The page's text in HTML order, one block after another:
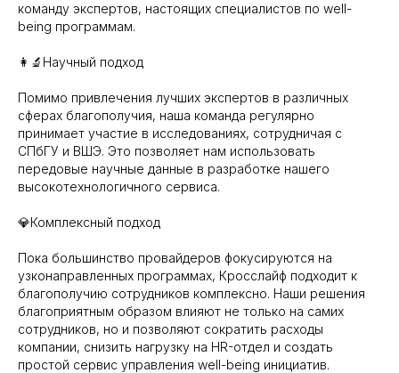
команду экспертов, настоящих специалистов по well-
being программам.
👩‍🔬Научный подход
Помимо привлечения лучших экспертов в различных
сферах благополучия, наша команда регулярно
принимает участие в исследованиях, сотрудничая с
СПбГУ и ВШЭ. Это позволяет нам использовать
передовые научные данные в разработке нашего
высокотехнологичного сервиса.
💎Комплексный подход
Пока большинство провайдеров фокусируются на
узконаправленных программах, Кросслайф подходит к
благополучию сотрудников комплексно. Наши решения
благоприятным образом влияют не только на самих
сотрудников, но и позволяют сократить расходы
компании, снизить нагрузку на HR-отдел и создать
простой сервис управления well-being инициатив.
Отправить заявку
распространение или иное использование материала без
Запланируйте 45 минут на демо-встречу.
Ответим на вопросы и покажем платформу.